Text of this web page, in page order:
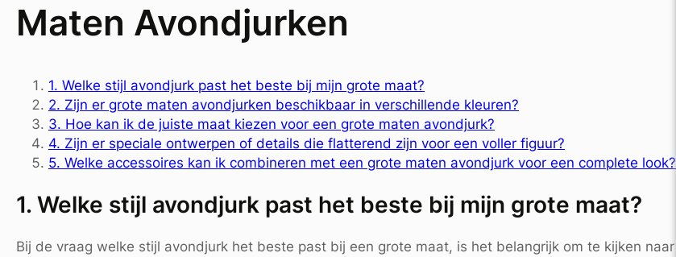
Maten Avondjurken
1. Welke stijl avondjurk past het beste bij mijn grote maat?
2. Zijn er grote maten avondjurken beschikbaar in verschillende kleuren?
3. Hoe kan ik de juiste maat kiezen voor een grote maten avondjurk?
4. Zijn er speciale ontwerpen of details die flatterend zijn voor een voller figuur?
5. Welke accessoires kan ik combineren met een grote maten avondjurk voor een complete look?
1. Welke stijl avondjurk past het beste bij mijn grote maat?
Bij de vraag welke stijl avondjurk het beste past bij een grote maat, is het belangrijk om te kijken naar